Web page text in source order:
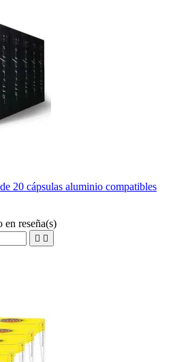
20 cápsulas aluminio compatibles
en reseña(s)
 